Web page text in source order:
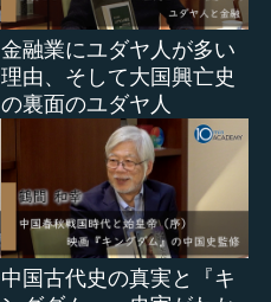
金融業にユダヤ人が多い
理由、そして大国興亡史
の裏面のユダヤ人
中国古代史の真実と『キ